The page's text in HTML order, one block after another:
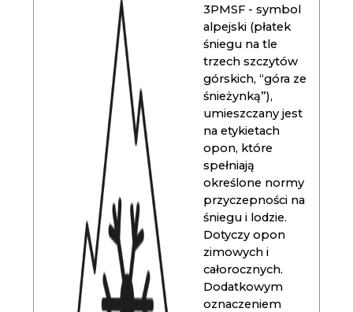
3PMSF - symbol
alpejski (płatek
śniegu na tle
trzech szczytów
górskich, “góra ze
śnieżynką”),
umieszczany jest
na etykietach
opon, które
spełniają
określone normy
przyczepności na
śniegu i lodzie.
Dotyczy opon
zimowych i
całorocznych.
Dodatkowym
oznaczeniem